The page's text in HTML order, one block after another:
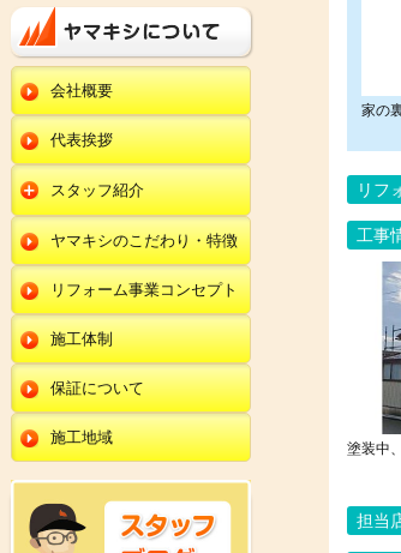
家の
リフ
工事
塗装中
担当
改装・内装リフォー
ム
修理・小工事
全面リフォーム
小松店
新加賀店
金津店
朝日店
羽咋店
金沢田上店
小松店
新加賀店
金津店
朝日店
羽咋店
金沢田上店
ユニットバス
トイレ
洗面化粧台
オール電化・給湯器
エクステリア
外壁塗装・外壁工事
改装・内装リフォー
ム
修理・小工事
全面リフォーム
会社概要
代表挨拶
スタッフ紹介
本部
田鶴浜店
金沢野々市店
川北店
小松店
新加賀店
金津店
朝日店
ヤマキシのこだわり・特徴
リフォーム事業コンセプト
施工体制
保証について
施工地域